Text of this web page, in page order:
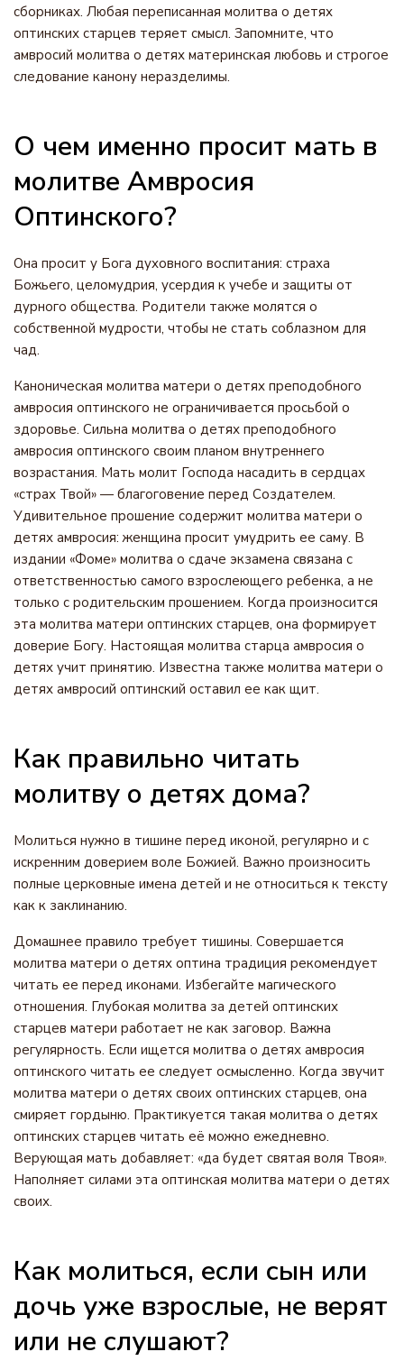
сборниках. Любая переписанная молитва о детях
оптинских старцев теряет смысл. Запомните, что
амвросий молитва о детях материнская любовь и строгое
следование канону неразделимы.
О чем именно просит мать в
молитве Амвросия
Оптинского?
Она просит у Бога духовного воспитания: страха
Божьего, целомудрия, усердия к учебе и защиты от
дурного общества. Родители также молятся о
собственной мудрости, чтобы не стать соблазном для
чад.
Каноническая молитва матери о детях преподобного
амвросия оптинского не ограничивается просьбой о
здоровье. Сильна молитва о детях преподобного
амвросия оптинского своим планом внутреннего
возрастания. Мать молит Господа насадить в сердцах
«страх Твой» — благоговение перед Создателем.
Удивительное прошение содержит молитва матери о
детях амвросия: женщина просит умудрить ее саму. В
издании «Фоме» молитва о сдаче экзамена связана с
ответственностью самого взрослеющего ребенка, а не
только с родительским прошением. Когда произносится
эта молитва матери оптинских старцев, она формирует
доверие Богу. Настоящая молитва старца амвросия о
детях учит принятию. Известна также молитва матери о
детях амвросий оптинский оставил ее как щит.
Как правильно читать
молитву о детях дома?
Молиться нужно в тишине перед иконой, регулярно и с
искренним доверием воле Божией. Важно произносить
полные церковные имена детей и не относиться к тексту
как к заклинанию.
Домашнее правило требует тишины. Совершается
молитва матери о детях оптина традиция рекомендует
читать ее перед иконами. Избегайте магического
отношения. Глубокая молитва за детей оптинских
старцев матери работает не как заговор. Важна
регулярность. Если ищется молитва о детях амвросия
оптинского читать ее следует осмысленно. Когда звучит
молитва матери о детях своих оптинских старцев, она
смиряет гордыню. Практикуется такая молитва о детях
оптинских старцев читать её можно ежедневно.
Верующая мать добавляет: «да будет святая воля Твоя».
Наполняет силами эта оптинская молитва матери о детях
своих.
Как молиться, если сын или
дочь уже взрослые, не верят
или не слушают?